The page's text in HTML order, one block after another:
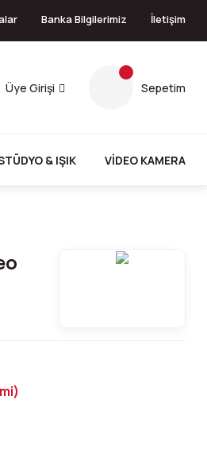
Banka Bilgilerimiz İletişim
Üye Girişi Sepetim
& IŞIK VİDEO KAMERA